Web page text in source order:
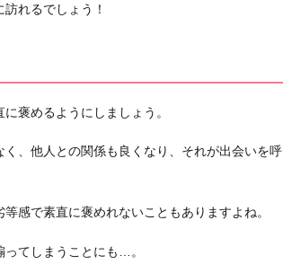
れるでしょう！
褒めるようにしましょう。
く、他人との関係も良くなり、それが出会いを呼
感で素直に褒めれないこともありますよね。
てしまうことにも…。